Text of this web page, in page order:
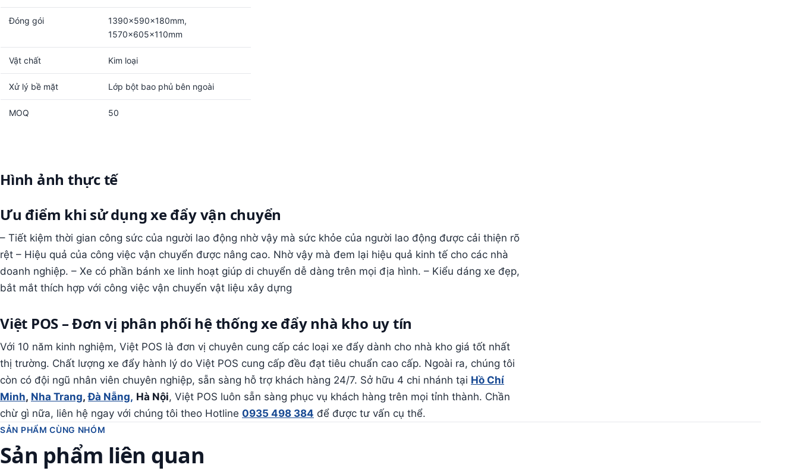
Đóng gói
1390x590x180mm,
1570x605x110mm
Vật chất Kim loại
Xử lý bề mặt Lớp bột bao phủ bên ngoài
MOQ 50
Hình ảnh thực tế
Ưu điểm khi sử dụng xe đẩy vận chuyển
– Tiết kiệm thời gian công sức của người lao động nhờ vậy mà sức khỏe của người lao động được cải thiện rõ
rệt – Hiệu quả của công việc vận chuyển được nâng cao. Nhờ vậy mà đem lại hiệu quả kinh tế cho các nhà
doanh nghiệp. – Xe có phần bánh xe linh hoạt giúp di chuyển dễ dàng trên mọi địa hình. – Kiểu dáng xe đẹp,
bắt mắt thích hợp với công việc vận chuyển vật liệu xây dựng
Việt POS – Đơn vị phân phối hệ thống xe đẩy nhà kho uy tín
Với 10 năm kinh nghiệm, Việt POS là đơn vị chuyên cung cấp các loại xe đẩy dành cho nhà kho giá tốt nhất
thị trường. Chất lượng xe đẩy hành lý do Việt POS cung cấp đều đạt tiêu chuẩn cao cấp. Ngoài ra, chúng tôi
còn có đội ngũ nhân viên chuyên nghiệp, sẵn sàng hỗ trợ khách hàng 24/7. Sở hữu 4 chi nhánh tại Hồ Chí
Minh, Nha Trang,Đà Nẵng, Hà Nội, Việt POS luôn sẵn sàng phục vụ khách hàng trên mọi tỉnh thành. Chần
chừ gì nữa, liên hệ ngay với chúng tôi theo Hotline 0935 498 384 để được tư vấn cụ thể.
SẢN PHẨM CÙNG NHÓM
Sản phẩm liên quan